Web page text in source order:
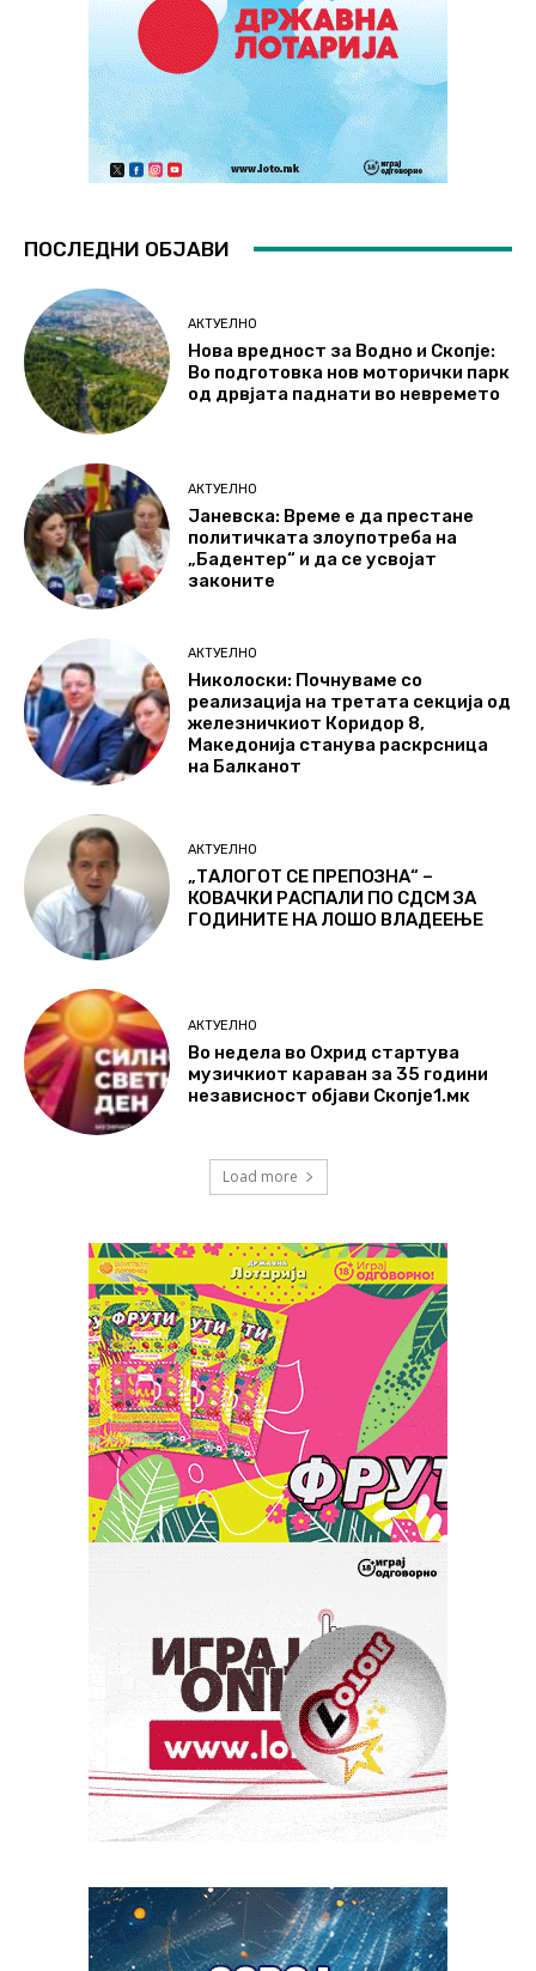
ПОСЛЕДНИ ОБЈАВИ
АКТУЕЛНО
Нова вредност за Водно и Скопје:
Во подготовка нов моторички парк
од дрвјата паднати во невремето
АКТУЕЛНО
Јаневска: Време е да престане
политичката злоупотреба на
„Бадентер“ и да се усвојат
законите
АКТУЕЛНО
Николоски: Почнуваме со
реализација на третата секција од
железничкиот Коридор 8,
Македонија станува раскрсница
на Балканот
АКТУЕЛНО
„ТАЛОГОТ СЕ ПРЕПОЗНА“ –
КОВАЧКИ РАСПАЛИ ПО СДСМ ЗА
ГОДИНИТЕ НА ЛОШО ВЛАДЕЕЊЕ
АКТУЕЛНО
Во недела во Охрид стартува
музичкиот караван за 35 години
независност објави Скопје1.мк
Load more